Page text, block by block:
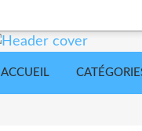
ACCUEIL